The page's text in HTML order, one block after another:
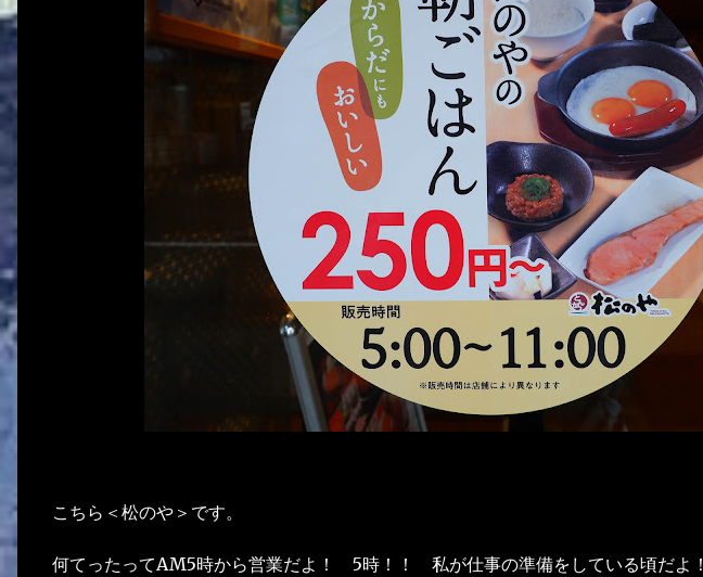
こちら＜松のや＞です。
何てったってAM5時から営業だよ！ 5時！！ 私が仕事の準備をしている頃だよ！